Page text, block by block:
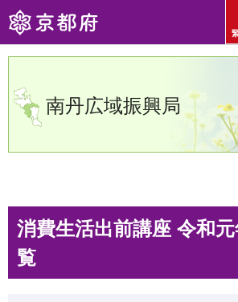
京都府
南丹広域振興局
消費生活出前講座 令和
覧